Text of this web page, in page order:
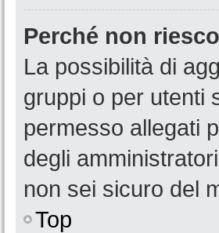
Perché non
La possibilità di
gruppi o per utenti
permesso allegati
degli
non sei sicuro del
Top